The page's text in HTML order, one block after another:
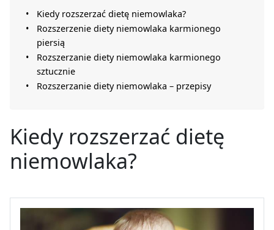
Kiedy rozszerzać dietę niemowlaka?
Rozszerzenie diety niemowlaka karmionego
piersią
Rozszerzanie diety niemowlaka karmionego
sztucznie
Rozszerzanie diety niemowlaka – przepisy
Kiedy rozszerzać dietę
niemowlaka?